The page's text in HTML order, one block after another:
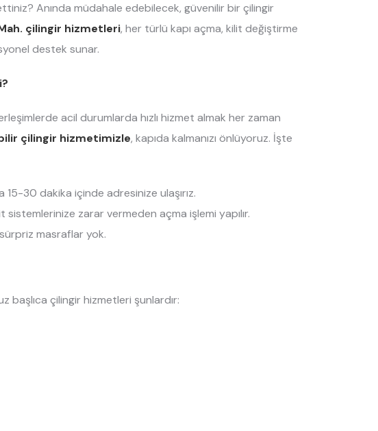
Anında müdahale edebilecek, güvenilir bir çilingir
çilingir hizmetleri, her türlü kapı açma, kilit değiştirme
destek sunar.
acil durumlarda hızlı hizmet almak her zaman
çilingir hizmetimizle, kapıda kalmanızı önlüyoruz. İşte
30 dakika içinde adresinize ulaşırız.
sistemlerinize zarar vermeden açma işlemi yapılır.
masraflar yok.
başlıca çilingir hizmetleri şunlardır: